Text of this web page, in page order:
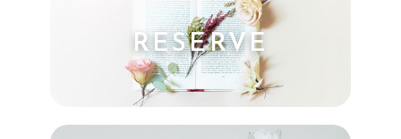
RESERVE